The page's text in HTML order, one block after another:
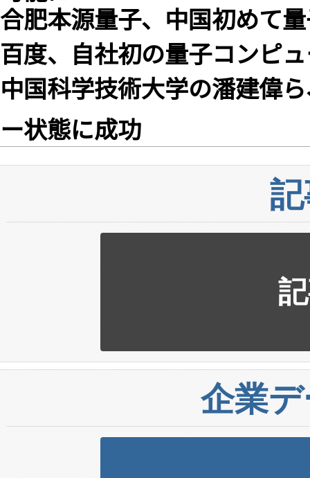
合肥本源量子、中国初めて
百度、自社初の量子コンピ
中国科学技術大学の潘建偉
ー状態に成功
企業